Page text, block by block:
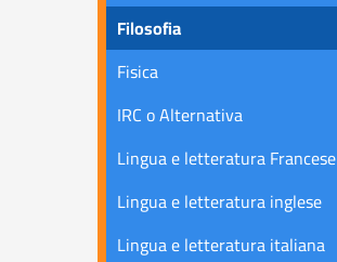
Filosofia
Fisica
IRC o Alternativa
Lingua e letteratura Francese
Lingua e letteratura inglese
Lingua e letteratura italiana